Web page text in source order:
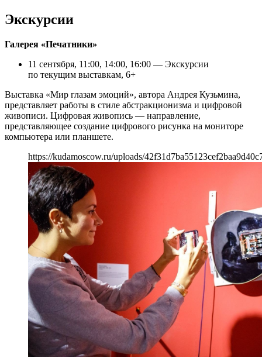
Экскурсии
Галерея «Печатники»
11 сентября, 11:00, 14:00, 16:00 — Экскурсии
по текущим выставкам, 6+
Выставка «Мир глазам эмоций», автора Андрея Кузьмина,
представляет работы в стиле абстракционизма и цифровой
живописи. Цифровая живопись — направление,
представляющее создание цифрового рисунка на мониторе
компьютера или планшете.
https://kudamoscow.ru/uploads/